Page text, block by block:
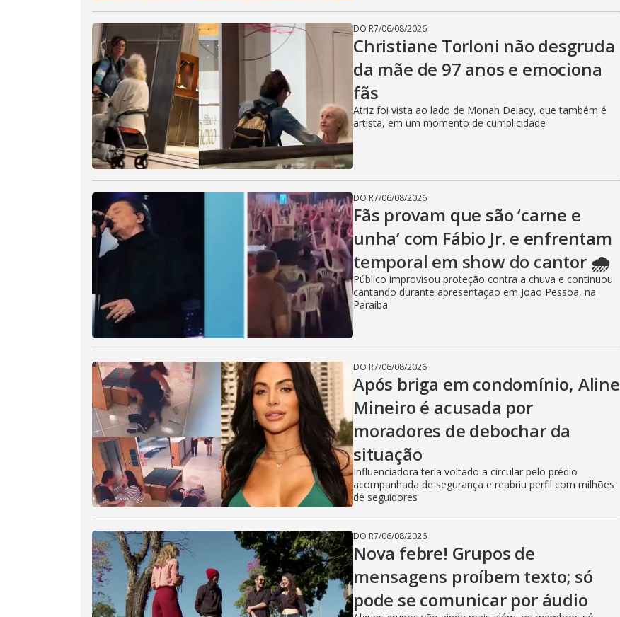
DO R7/06/08/2026
Christiane Torloni não desgruda
da mãe de 97 anos e emociona
fãs
Atriz foi vista ao lado de Monah Delacy, que também é
artista, em um momento de cumplicidade
DO R7/06/08/2026
Fãs provam que são ‘carne e
unha’ com Fábio Jr. e enfrentam
temporal em show do cantor 🌧️
Público improvisou proteção contra a chuva e continuou
cantando durante apresentação em João Pessoa, na
Paraíba
DO R7/06/08/2026
Após briga em condomínio, Aline
Mineiro é acusada por
moradores de debochar da
situação
Influenciadora teria voltado a circular pelo prédio
acompanhada de segurança e reabriu perfil com milhões
de seguidores
DO R7/06/08/2026
Nova febre! Grupos de
mensagens proíbem texto; só
pode se comunicar por áudio